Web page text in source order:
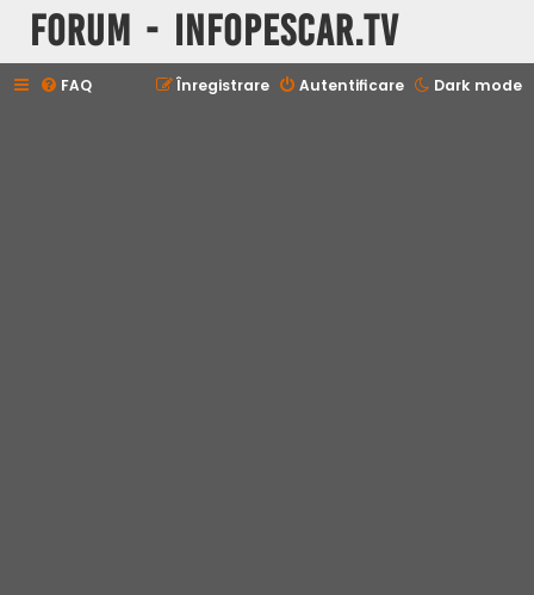
Forum - InfoPescar.Tv
Dark mode
FAQ Autentificare
Înregistrare